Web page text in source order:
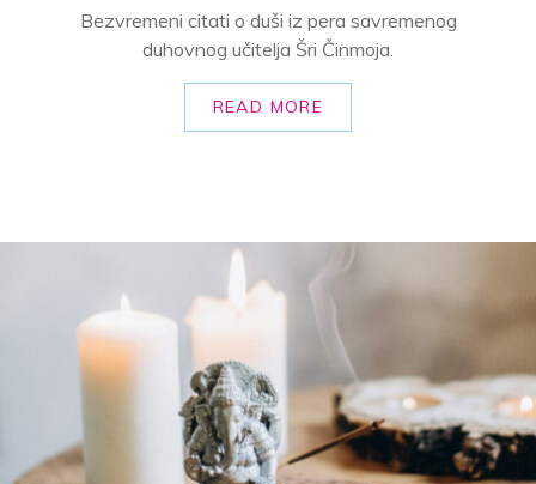
Bezvremeni citati o duši iz pera savremenog
duhovnog učitelja Šri Činmoja.
READ MORE